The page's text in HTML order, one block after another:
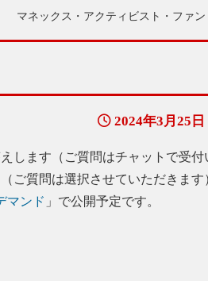
マネックス・アクティビスト・ファ
2024年3月25
します（ご質問はチャットで受付
ご質問は選択させていただきます
マンド 」で公開予定です。